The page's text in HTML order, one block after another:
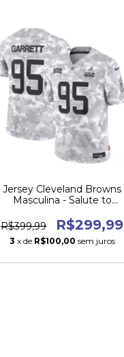
Jersey Cleveland Browns
Masculina - Salute to
R$399,99
R$299,99
3 x de R$100,00 sem juros